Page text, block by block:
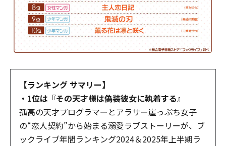
【ランキング サマリー】
・1位は『その天才様は偽装彼女に執着する』
孤高の天才プログラマーとアラサー崖っぷち女子
の“恋人契約”から始まる溺愛ラブストーリーが、ブ
ックライブ年間ランキング2024＆2025年上半期ラ